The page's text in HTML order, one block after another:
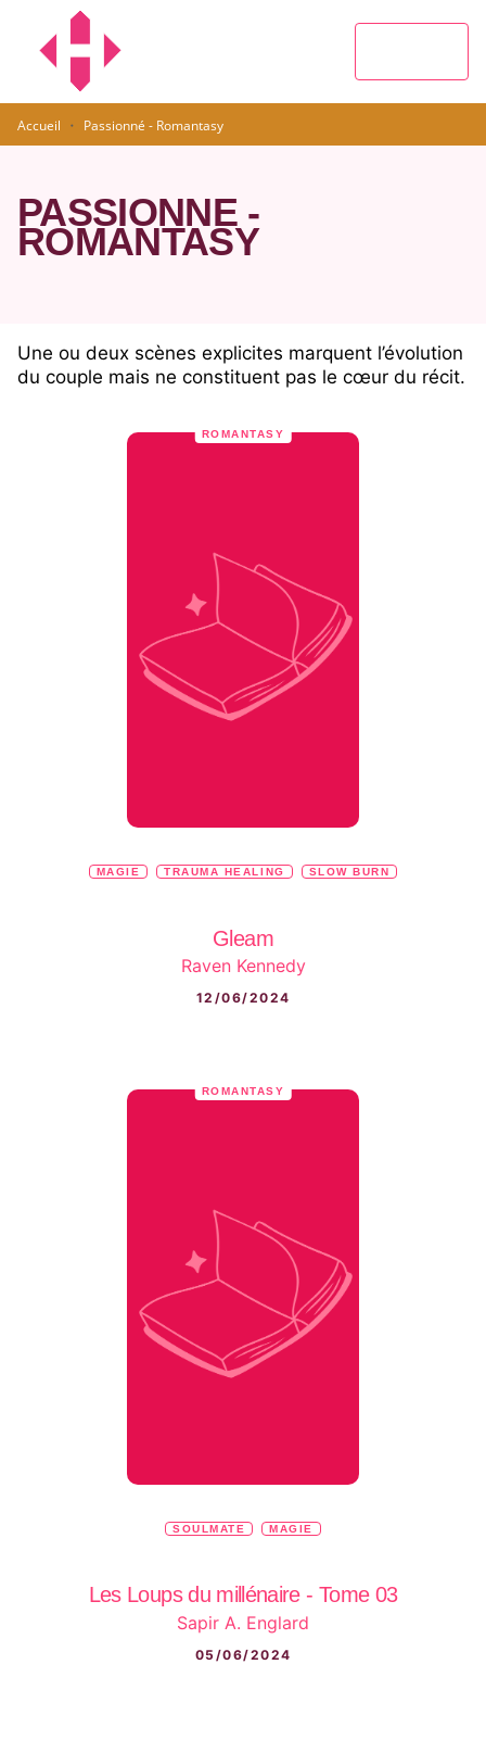
MENU
Accueil · Passionné - Romantasy
PASSIONNÉ -
ROMANTASY
Une ou deux scènes explicites marquent l’évolution
du couple mais ne constituent pas le cœur du récit.
ROMANTASY
MAGIE TRAUMA HEALING SLOW BURN
Gleam
Raven Kennedy
12/06/2024
ROMANTASY
SOULMATE MAGIE
Les Loups du millénaire - Tome 03
Sapir A. Englard
05/06/2024